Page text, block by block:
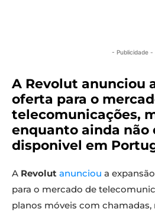
- Publicidade -
A Revolut anunciou
oferta para o
telecomunicações,
enquanto ainda não
disponivel em
A Revolut anunciou a
para o mercado de
planos móveis com chamadas,